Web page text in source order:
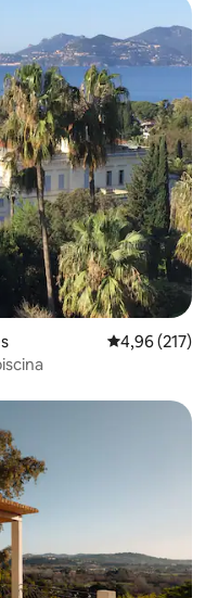
4,96 de uma
4,96 (217)